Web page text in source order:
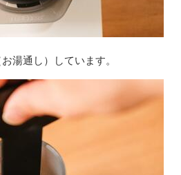
湯通し）しています。